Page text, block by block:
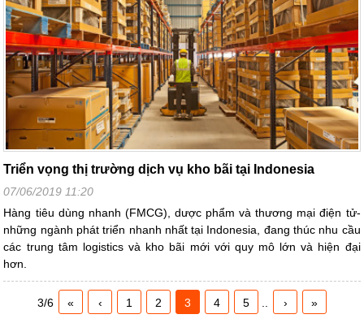
Triển vọng thị trường dịch vụ kho bãi tại Indonesia
07/06/2019 11:20
Hàng tiêu dùng nhanh (FMCG), dược phẩm và thương mại điện tử-
những ngành phát triển nhanh nhất tại Indonesia, đang thúc nhu cầu
các trung tâm logistics và kho bãi mới với quy mô lớn và hiện đại
hơn.
3/6 « ‹ 1 2 3 4 5 › »